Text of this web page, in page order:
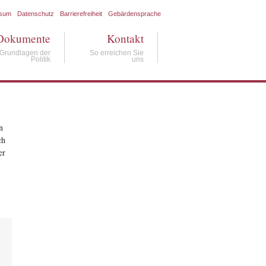
Datenschutz Barrierefreiheit Gebärdensprache
Grundlagen der
Politik
Kontakt
So erreichen Sie
uns